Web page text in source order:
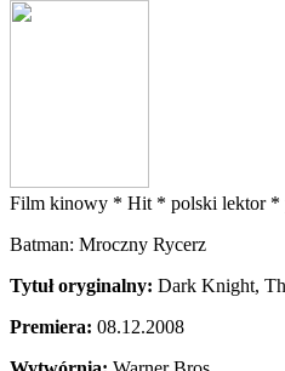
Film kinowy * Hit * polski lektor *
Batman: Mroczny Rycerz
Tytuł oryginalny: Dark Knight,
Premiera: 08.12.2008